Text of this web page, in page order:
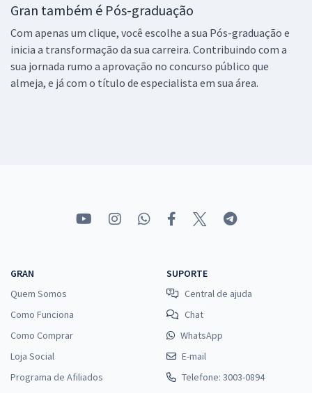
Gran também é Pós-graduação
Com apenas um clique, você escolhe a sua Pós-graduação e
inicia a transformação da sua carreira. Contribuindo com a
sua jornada rumo a aprovação no concurso público que
almeja, e já com o título de especialista em sua área.
GRAN
Quem Somos
Como Funciona
Como Comprar
Loja Social
Programa de Afiliados
SUPORTE
Central de ajuda
Chat
WhatsApp
E-mail
Telefone: 3003-0894